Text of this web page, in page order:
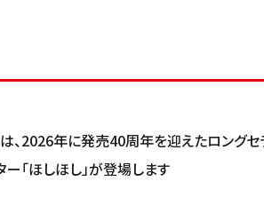
2026年に発売40周年を迎えたロングセ
「ほしほし」が登場します